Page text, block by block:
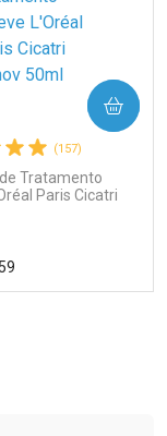
Convênio
(157)
de Tratamento
Paris Cicatri
COMPRAR